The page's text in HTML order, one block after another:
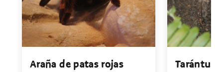
Araña de patas rojas Tarántula